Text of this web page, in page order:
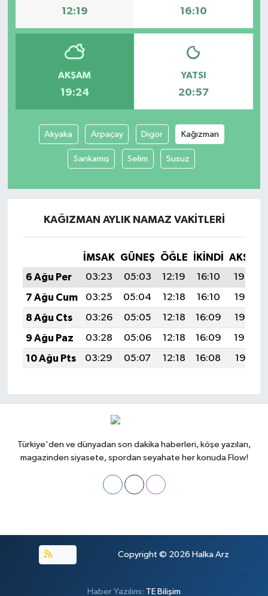
12:19 16:10
AKŞAM
19:24
YATSI
20:57
Akyaka Arpaçay Digor Kağızman
Sarıkamış Selim Susuz
KAĞIZMAN AYLIK NAMAZ VAKITLERI
İMSAK GÜNEŞ ÖĞLE İKINDI
AKŞAM
6 Ağu Per
03:23 05:03 12:19 16:10
19:24
7 Ağu Cum
03:25 05:04 12:18 16:10
19:23
8 Ağu Cts
03:26 05:05 12:18 16:09
19:22
9 Ağu Paz
03:28 05:06 12:18 16:09
19:20
10 Ağu Pts
03:29 05:07 12:18 16:08 19:19
Türkiye'den ve dünyadan son dakika haberleri, köşe yazıları,
magazinden siyasete, spordan seyahate her konuda Flow!
Copyright © 2026 Halka Arz
Haber Yazılımı: TE Bilişim